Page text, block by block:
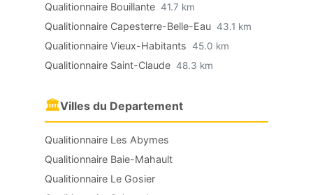
Qualitionnaire Bouillante 41.7 km
Qualitionnaire Capesterre-Belle-Eau 43.1 km
Qualitionnaire Vieux-Habitants 45.0 km
Qualitionnaire Saint-Claude 48.3 km
🏛Villes du Departement
Qualitionnaire Les Abymes
Qualitionnaire Baie-Mahault
Qualitionnaire Le Gosier